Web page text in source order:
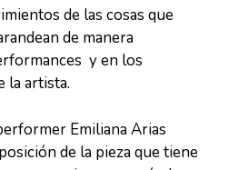
de las cosas que
de manera
y en los
la artista.
Emiliana Arias
de la pieza que tiene